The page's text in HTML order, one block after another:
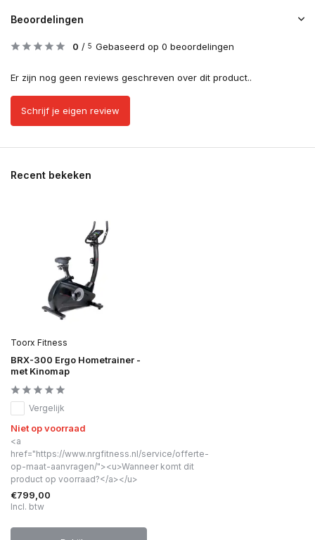
Beoordelingen
0 / 5 Gebaseerd op 0 beoordelingen
Er zijn nog geen reviews geschreven over dit product..
Schrijf je eigen review
Recent bekeken
Toorx Fitness
BRX-300 Ergo Hometrainer -
met Kinomap
Vergelijk
Niet op voorraad
<a
href="https://www.nrgfitness.nl/service/offerte-
op-maat-aanvragen/"><u>Wanneer komt dit
product op voorraad?</a></u>
€799,00
Incl. btw